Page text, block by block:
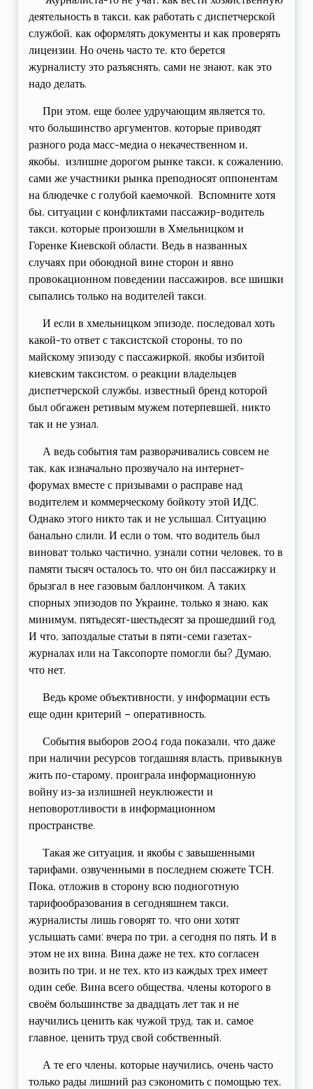
деятельность в такси, как работать с диспетчерской
службой, как оформлять документы и как проверять
лицензии. Но очень часто те, кто берется
журналисту это разъяснять, сами не знают, как это
надо делать.
При этом, еще более удручающим является то,
что большинство аргументов, которые приводят
разного рода масс-медиа о некачественном и,
якобы, излишне дорогом рынке такси, к сожалению,
сами же участники рынка преподносят оппонентам
на блюдечке с голубой каемочкой. Вспомните хотя
бы, ситуации с конфликтами пассажир-водитель
такси, которые произошли в Хмельницком и
Горенке Киевской области. Ведь в названных
случаях при обоюдной вине сторон и явно
провокационном поведении пассажиров, все шишки
сыпались только на водителей такси.
И если в хмельницком эпизоде, последовал хоть
какой-то ответ с таксистской стороны, то по
майскому эпизоду с пассажиркой, якобы избитой
киевским таксистом, о реакции владельцев
диспетчерской службы, известный бренд которой
был обгажен ретивым мужем потерпевшей, никто
так и не узнал.
А ведь события там разворачивались совсем не
так, как изначально прозвучало на интернет-
форумах вместе с призывами о расправе над
водителем и коммерческому бойкоту этой ИДС.
Однако этого никто так и не услышал. Ситуацию
банально слили. И если о том, что водитель был
виноват только частично, узнали сотни человек, то в
памяти тысяч осталось то, что он бил пассажирку и
брызгал в нее газовым баллончиком. А таких
спорных эпизодов по Украине, только я знаю, как
минимум, пятьдесят-шестьдесят за прошедший год.
И что, запоздалые статьи в пяти-семи газетах-
журналах или на Таксопорте помогли бы? Думаю,
что нет.
Ведь кроме объективности, у информации есть
еще один критерий – оперативность.
События выборов 2004 года показали, что даже
при наличии ресурсов тогдашняя власть, привыкнув
жить по-старому, проиграла информационную
войну из-за излишней неуклюжести и
неповоротливости в информационном
пространстве.
Такая же ситуация, и якобы с завышенными
тарифами, озвученными в последнем сюжете ТСН.
Пока, отложив в сторону всю подноготную
тарифообразования в сегодняшнем такси,
журналисты лишь говорят то, что они хотят
услышать сами: вчера по три, а сегодня по пять. И в
этом не их вина. Вина даже не тех, кто согласен
возить по три, и не тех, кто из каждых трех имеет
один себе. Вина всего общества, члены которого в
своём большинстве за двадцать лет так и не
научились ценить как чужой труд, так и, самое
главное, ценить труд свой собственный.
А те его члены, которые научились, очень часто
только рады лишний раз сэкономить с помощью тех,